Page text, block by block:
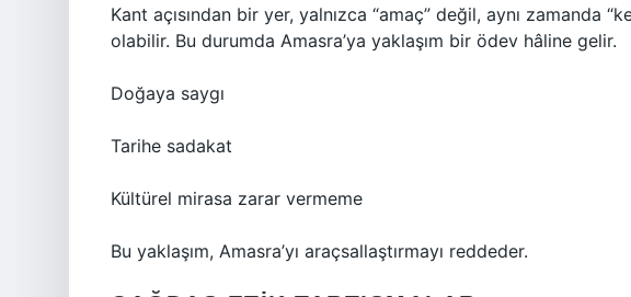
Kant açısından bir yer, yalnızca “amaç” değil, aynı zamanda
olabilir. Bu durumda Amasra’ya yaklaşım bir ödev hâline gelir.
Doğaya saygı
Tarihe sadakat
Kültürel mirasa zarar vermeme
Bu yaklaşım, Amasra’yı araçsallaştırmayı reddeder.